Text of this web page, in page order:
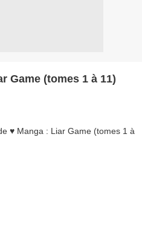
Game (tomes 1 à 11)